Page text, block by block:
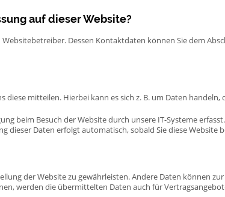
auf dieser Website?
Dessen Kontaktdaten können Sie dem
diese mitteilen. Hierbei kann es sich z. B. um Daten
beim Besuch der Website durch unsere IT-Systeme
dieser Daten erfolgt automatisch, sobald Sie diese Website
der Website zu gewährleisten. Andere Daten können
werden die übermittelten Daten auch für